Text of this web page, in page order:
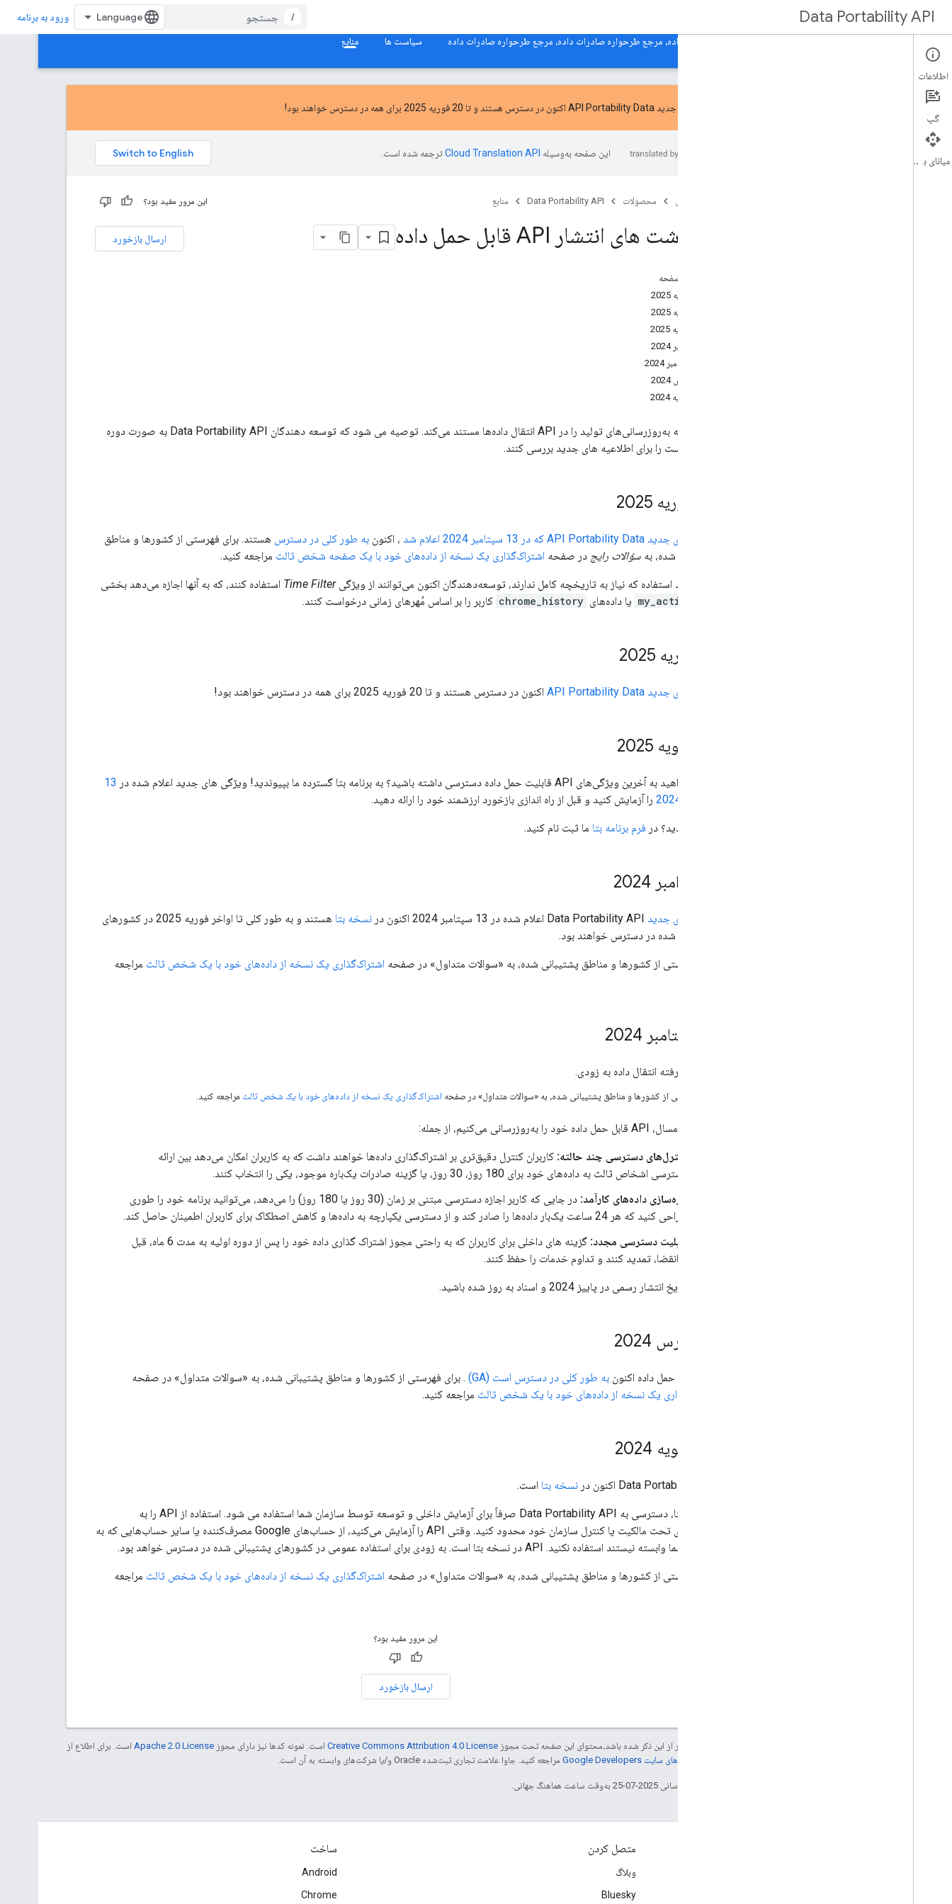
Data Portability API
/ ورود به برنامه
مرجع طرحواره صادرات داده، مرجع طرحواره صادرات داده، مرجع طرحواره صادرات داده سیاست ها منابع
یادداشت های انتشار
دریافت راهنمایی
ویژگی‌های جدید API Portability Data اکنون در دسترس هستند و تا 20 فوریه 2025 برای همه در دسترس خواهند بود!
این صفحه به‌وسیله ترجمه شده است.
صفحه اصلی محصولات Data Portability API منابع این مرور مفید بود؟
ارسال بازخورد یادداشت های انتشار API قابل حمل داده
در این صفحه
این صفحه به‌روزرسانی‌های تولید را در API انتقال داده‌ها مستند می‌کند. توصیه می شود که توسعه دهندگان Data Portability API به صورت دوره
ای این لیست را برای اطلاعیه های جدید بررسی کنند.
ویژگی‌های جدید API Portability Data که در 13 سپتامبر 2024 اعلام شد ، اکنون به طور کلی در دسترس هستند. برای فهرستی از کشورها و مناطق
پشتیبانی شده، به سؤالات رایج در صفحه اشتراک‌گذاری یک نسخه از داده‌های خود با یک صفحه شخص ثالث مراجعه کنید.
برای موارد استفاده که نیاز به تاریخچه کامل ندارند، توسعه‌دهندگان اکنون می‌توانند از ویژگیTime Filter استفاده کنند، که به آنها اجازه می‌دهد بخشی
my_activity یا داده‌های chrome_history کاربر را بر اساس مُهرهای زمانی درخواست کنند.
ویژگی‌های جدید API Portability Data اکنون در دسترس هستند و تا 20 فوریه 2025 برای همه در دسترس خواهند بود!
آیا می‌خواهید به آخرین ویژگی‌های API قابلیت حمل داده دسترسی داشته باشید؟ به برنامه بتا گسترده ما بپیوندید! ویژگی های جدید اعلام شده در
13
را آزمایش کنید و قبل از راه اندازی بازخورد ارزشمند خود را ارائه دهید.
علاقه مندید؟ در فرم برنامه بتا ما ثبت نام کنید.
ویژگی‌های جدید نسخه بتا
هستند و به طور کلی تا اواخر فوریه 2025 در کشورهای
پشتیبانی شده در دسترس خواهند بود.
برای فهرستی از کشورها و مناطق پشتیبانی شده، به «سوالات متداول» در صفحه اشتراک‌گذاری یک نسخه از داده‌های خود با یک شخص ثالث مراجعه
برای فهرستی از کشورها و مناطق پشتیبانی شده، به «سوالات متداول» در صفحه اشتراک‌گذاری یک نسخه از داده‌های خود با یک شخص ثالث مراجعه کنید.
در اواخر امسال، API قابل حمل داده خود را به‌روزرسانی می‌کنیم، از جمله:
کنترل‌های دسترسی چند حالته: کاربران کنترل دقیق‌تری بر اشتراک‌گذاری داده‌ها خواهند داشت که به کاربران امکان می‌دهد بین ارائه
دسترسی اشخاص ثالث به داده‌های خود برای 180 روز، 30 روز، یا گزینه صادرات یک‌باره موجود، یکی را انتخاب کنند.
تازه‌سازی داده‌های کارآمد:
در جایی که کاربر اجازه دسترسی مبتنی بر زمان (30 روز یا 180 روز) را می‌دهد، می‌توانید برنامه خود را طوری
طراحی کنید که هر 24 ساعت یک‌بار داده‌ها را صادر کند و از دسترسی یکپارچه به داده‌ها و کاهش اصطکاک برای کاربران اطمینان حاصل کند.
قابلیت دسترسی مجدد:
گزینه های داخلی برای کاربران که به راحتی مجوز اشتراک گذاری داده خود را پس از دوره اولیه به مدت 6 ماه، قبل
از انقضا، تمدید کنند و تداوم خدمات را حفظ کنند.
منتظر تاریخ انتشار رسمی در پاییز 2024 و اسناد به روز شده باشید.
به طور کلی در دسترس است (GA)
. برای فهرستی از کشورها و مناطق پشتیبانی شده، به «سوالات متداول» در صفحه
اشتراک‌گذاری یک نسخه از داده‌های خود با یک شخص ثالث مراجعه کنید.
Data Portability API اکنون در نسخه بتا است.
مهم: در بتا، دسترسی به Data Portability API صرفاً برای آزمایش داخلی و توسعه توسط سازمان شما استفاده می شود. استفاده از API را به
حساب‌های تحت مالکیت یا کنترل سازمان خود محدود کنید. وقتی API را آزمایش می‌کنید، از حساب‌های Google مصرف‌کننده یا سایر حساب‌هایی که به
سازمان شما وابسته نیستند استفاده نکنید. API در نسخه بتا است. به زودی برای استفاده عمومی در کشورهای پشتیبانی شده در دسترس خواهد بود.
برای فهرستی از کشورها و مناطق پشتیبانی شده، به «سوالات متداول» در صفحه اشتراک‌گذاری یک نسخه از داده‌های خود با یک شخص ثالث مراجعه
این مرور مفید بود؟
ارسال بازخورد
جز در مواردی که غیر از این ذکر شده باشد،‌محتوای این صفحه تحت مجوز Creative Commons Attribution 4.0 License است. نمونه کدها نیز دارای مجوز Apache 2.0 License است. برای اطلاع از
خطمشی‌های سایت Google Developers‏ مراجعه کنید. جاوا علامت تجاری ثبت‌شده Oracle و/یا شرکت‌های وابسته به آن است.
تاریخ آخرین به‌روزرسانی 2025-07-25 به‌وقت ساعت هماهنگ جهانی.
متصل کردن
وبلاگ
Bluesky
ساخت
Android
Chrome
اطلاعات
گپ
میانای برنامه‌سازی کاربردی